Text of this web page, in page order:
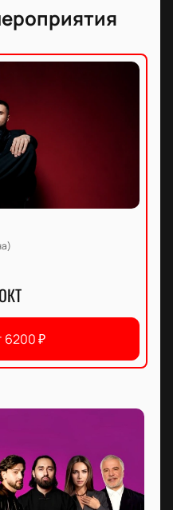
ОКТ
6200₽